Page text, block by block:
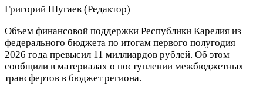
Григорий Шугаев (Редактор)
Объем финансовой поддержки Республики Карелия из
федерального бюджета по итогам первого полугодия
2026 года превысил 11 миллиардов рублей. Об этом
сообщили в материалах о поступлении межбюджетных
трансфертов в бюджет региона.